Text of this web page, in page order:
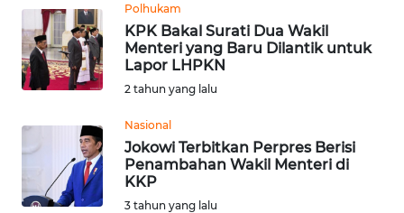
Polhukam
KPK Bakal Surati Dua Wakil
Menteri yang Baru Dilantik untuk
Lapor LHPKN
2 tahun yang lalu
Nasional
Jokowi Terbitkan Perpres Berisi
Penambahan Wakil Menteri di
KKP
3 tahun yang lalu
REDAKSI
KARIR
Wahana
News
Regional